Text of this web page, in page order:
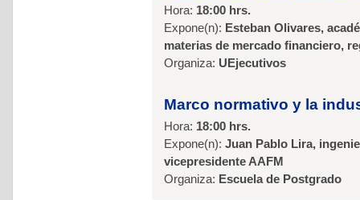
Hora: 18:00 hrs.
Expone(n): Esteban Olivares,
materias de mercado financiero,
Organiza: UEjecutivos
Marco normativo y la
Hora: 18:00 hrs.
Expone(n): Juan Pablo Lira,
vicepresidente AAFM
Organiza: Escuela de Postgrado